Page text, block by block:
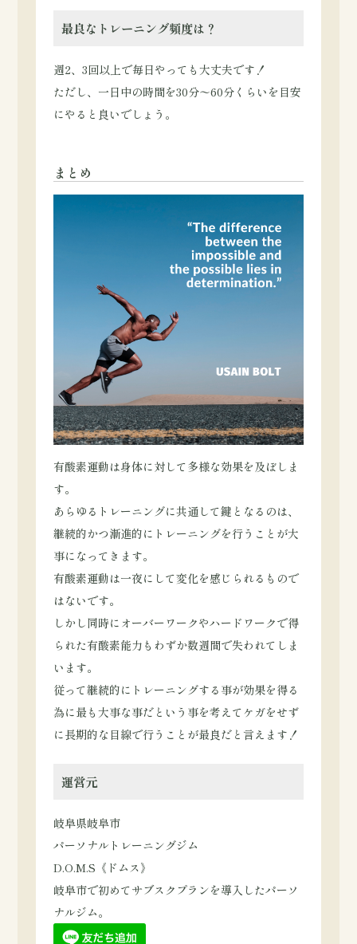
最良なトレーニング頻度は？
週2、3回以上で毎日やっても大丈夫です！
ただし、一日中の時間を30分〜60分くらいを目安
にやると良いでしょう。
まとめ
有酸素運動は身体に対して多様な効果を及ぼしま
す。
あらゆるトレーニングに共通して鍵となるのは、
継続的かつ漸進的にトレーニングを行うことが大
事になってきます。
有酸素運動は一夜にして変化を感じられるもので
はないです。
しかし同時にオーバーワークやハードワークで得
られた有酸素能力もわずか数週間で失われてしま
います。
従って継続的にトレーニングする事が効果を得る
為に最も大事な事だという事を考えてケガをせず
に長期的な目線で行うことが最良だと言えます！
運営元
岐阜県岐阜市
パーソナルトレーニングジム
D.O.M.S《ドムス》
岐阜市で初めてサブスクプランを導入したパーソ
ナルジム。